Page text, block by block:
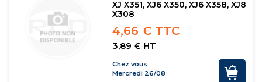
XJ X351, XJ6 X350, XJ6 X358, XJ8
X308
4,66 € TTC
3,89 € HT
Chez vous
Mercredi 26/08